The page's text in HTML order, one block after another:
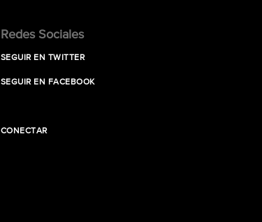
Redes Sociales
SEGUIR EN TWITTER
SEGUIR EN FACEBOOK
CONECTAR